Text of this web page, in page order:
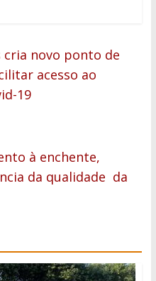
cria novo ponto de
acesso ao
19
à enchente,
da qualidade da